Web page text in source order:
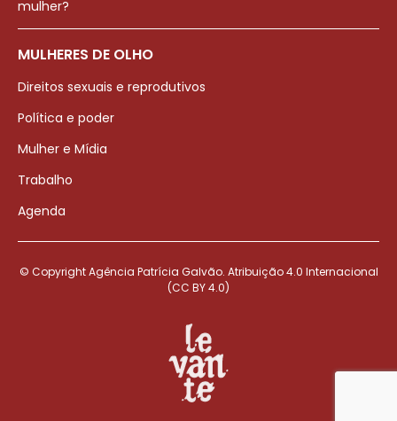
mulher?
MULHERES DE OLHO
Direitos sexuais e reprodutivos
Política e poder
Mulher e Mídia
Trabalho
Agenda
© Copyright Agência Patrícia Galvão. Atribuição 4.0 Internacional
(CC BY 4.0)